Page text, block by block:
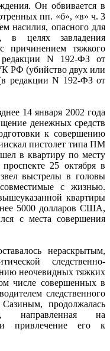
Он обвивается в
пп. «б», «в» ч. 3
насилия, опасного для
в целях завладения
причинением тяжкого
редакции N 192-ФЗ от
РФ (убийство двух или
редакции N 192-ФЗ от
14 января 2002 года
денежных средств
к совершению
пистолет типа ПМ
в квартиру по месту
25 октября в
выстрелы в головы
с жизнью.
квартиры
5000 долларов США,
с места совершения
нераскрытым,
следственно-
неочевидных тяжких
числе совершенных в
следственного
продолжалась
направленная на
привлечение его к